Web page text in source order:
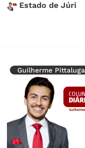
Estado de Júri
Guilherme Pittaluga